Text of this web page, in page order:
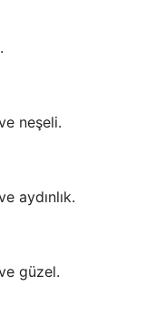
neşeli.
aydınlık.
güzel.